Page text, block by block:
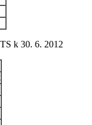
k 30. 6. 2012